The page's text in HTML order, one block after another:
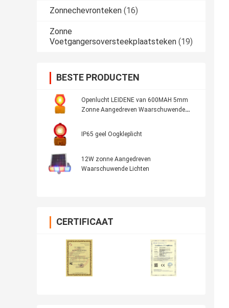
Zonnechevronteken (16)
Zonne
Voetgangersoversteekplaatsteken (19)
BESTE PRODUCTEN
Openlucht LEIDENE van 600MAH 5mm
Zonne Aangedreven Waarschuwende
IP65 geel Oogkleplicht
12W zonne Aangedreven
Waarschuwende Lichten
CERTIFICAAT